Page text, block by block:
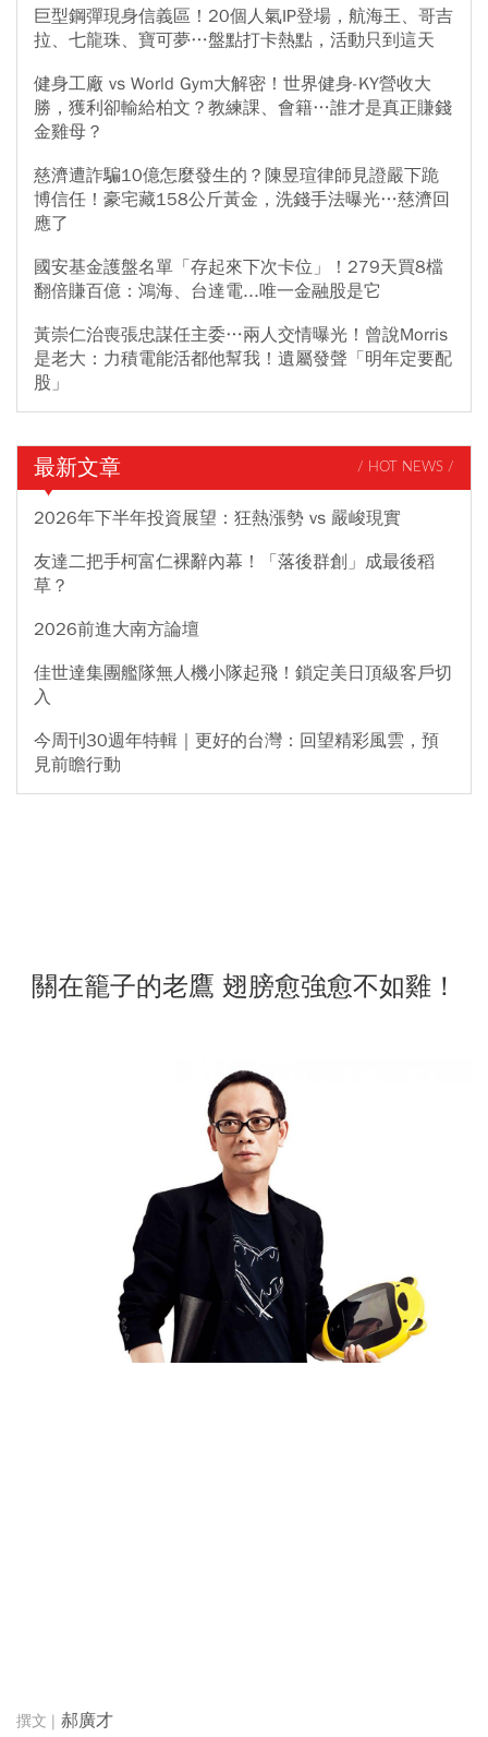
巨型鋼彈現身信義區！20個人氣IP登場，航海王、哥吉
拉、七龍珠、寶可夢…盤點打卡熱點，活動只到這天
健身工廠 vs World Gym大解密！世界健身-KY營收大
勝，獲利卻輸給柏文？教練課、會籍…誰才是真正賺錢
金雞母？
慈濟遭詐騙10億怎麼發生的？陳昱瑄律師見證嚴下跪
博信任！豪宅藏158公斤黃金，洗錢手法曝光…慈濟回
應了
國安基金護盤名單「存起來下次卡位」！279天買8檔
翻倍賺百億：鴻海、台達電...唯一金融股是它
黃崇仁治喪張忠謀任主委…兩人交情曝光！曾說Morris
是老大：力積電能活都他幫我！遺屬發聲「明年定要配
股」
最新文章 / HOT NEWS /
2026年下半年投資展望：狂熱漲勢 vs 嚴峻現實
友達二把手柯富仁裸辭內幕！「落後群創」成最後稻
草？
2026前進大南方論壇
佳世達集團艦隊無人機小隊起飛！鎖定美日頂級客戶切
入
今周刊30週年特輯｜更好的台灣：回望精彩風雲，預
見前瞻行動
關在籠子的老鷹 翅膀愈強愈不如雞！
郝廣才